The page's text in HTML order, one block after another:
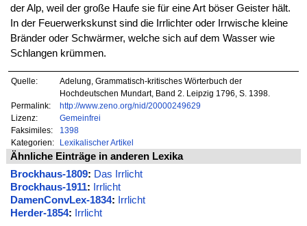
der Alp, weil der große Haufe sie für eine Art böser Geister hält.
In der Feuerwerkskunst sind die Irrlichter oder Irrwische kleine
Bränder oder Schwärmer, welche sich auf dem Wasser wie
Schlangen krümmen.
Quelle:
Adelung, Grammatisch-kritisches Wörterbuch der
Hochdeutschen Mundart, Band 2. Leipzig 1796, S. 1398.
Permalink:
http://www.zeno.org/nid/20000249629
Lizenz:
Gemeinfrei
Faksimiles:
1398
Kategorien:
Lexikalischer Artikel
Ähnliche Einträge in anderen Lexika
Brockhaus-1809: Das Irrlicht
Brockhaus-1911:
Irrlicht
DamenConvLex-1834:
Irrlicht
Herder-1854: Irrlicht